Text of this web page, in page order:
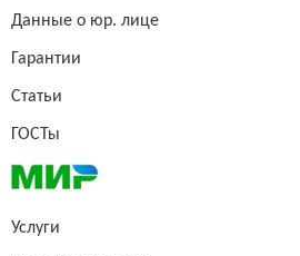
Данные о юр. лице
Гарантии
Статьи
ГОСТы
Услуги